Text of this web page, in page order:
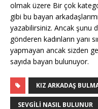
olmak üzere Bir çok
gibi bu bayan
yazabilirsiniz. Ancak şunu
gönderen kadınların yanı
yapmayan ancak sizden
sayıda bayan bulunuyor.
KIZ ARKADAŞ
SEVGILI NASIL BULUNUR